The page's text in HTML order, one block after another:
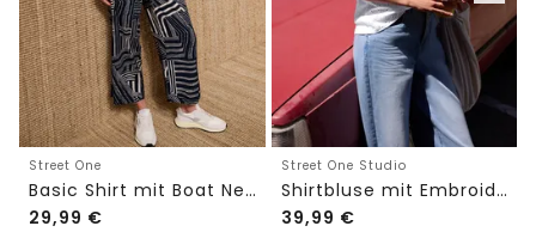
Street One
Basic Shirt mit Boat Neck und Elastikbund
29,99 €
Street One Studio
Shirtbluse mit Embroidery-Front
39,99 €